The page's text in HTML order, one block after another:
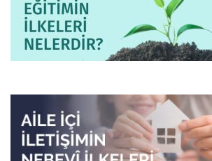
de halkı duyarlı olmaya davet eder. Bu
gösteren fert ve toplumları da çok sert bir
beldede aç bir kimse sabahlarsa, Allah o
üzerinden eman ve korumasını kaldırır.”3
değildir!” buyurur ve etrafındaki kimselerin
ihtiyaçları karşısında vurdumduymaz
hakiki mü’min olamayacağını haber verir.
Bu manada mü’minler, evlerini iftara